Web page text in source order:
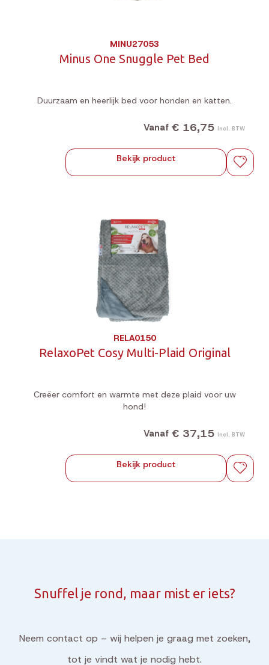
MINU27053
Minus One Snuggle Pet Bed
Duurzaam en heerlijk bed voor honden en katten.
Vanaf € 16,75 Incl. BTW
Bekijk product
RELA0150
RelaxoPet Cosy Multi-Plaid Original
Creëer comfort en warmte met deze plaid voor uw
hond!
Vanaf € 37,15 Incl. BTW
Bekijk product
Snuffel je rond, maar mist er iets?
Neem contact op – wij helpen je graag met zoeken,
tot je vindt wat je nodig hebt.